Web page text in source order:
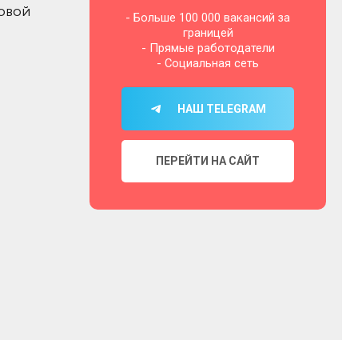
- Больше 100 000 вакансий за
границей
- Прямые работодатели
- Социальная сеть
НАШ TELEGRAM
ПЕРЕЙТИ НА САЙТ